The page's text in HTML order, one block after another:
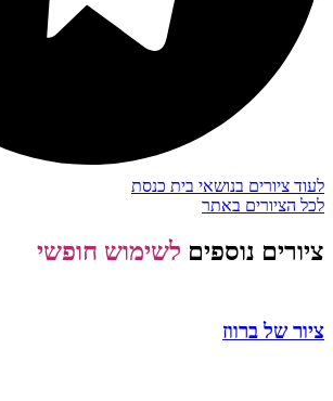
לעוד ציורים בנושאי בית כנסת
לכל הציורים באתר
ציורים נוספים לשימוש חופשי
ציור של ברווז